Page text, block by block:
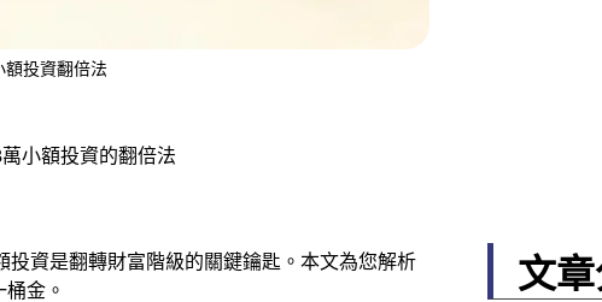
額投資翻倍法
小額投資的翻倍法
資是翻轉財富階級的關鍵鑰匙。本文為您解析
金。
文